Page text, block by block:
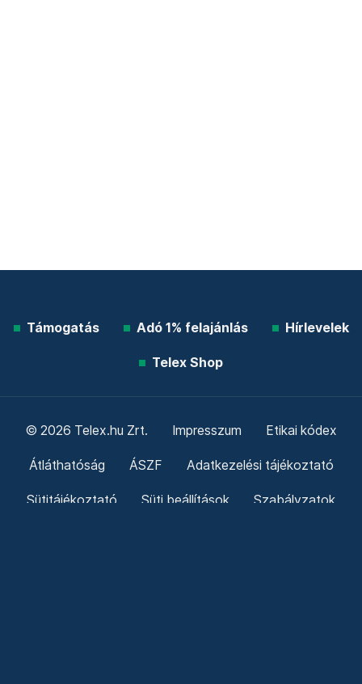
Támogatás Adó 1% felajánlás Hírlevelek
Telex Shop
© 2026 Telex.hu Zrt. Impresszum Etikai kódex
Átláthatóság ÁSZF Adatkezelési tájékoztató
Sütitájékoztató Süti beállítások Szabályzatok